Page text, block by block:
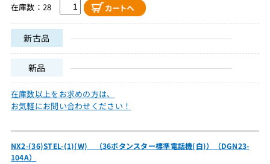
在庫数：28
新古品
新品
在庫数以上をお求めの方は、
お気軽にお問い合わせください！
NX2-(36)STEL-(1)(W) （36ボタンスター標準電話機(白)）（DGN23-
104A）